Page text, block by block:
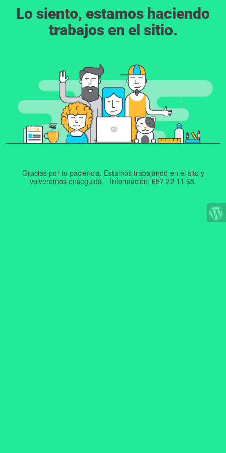
Lo siento, estamos haciendo
trabajos en el sitio.
Gracias por tu paciencia. Estamos trabajando en el sito y
volveremos enseguida. Información: 657 22 11 65.